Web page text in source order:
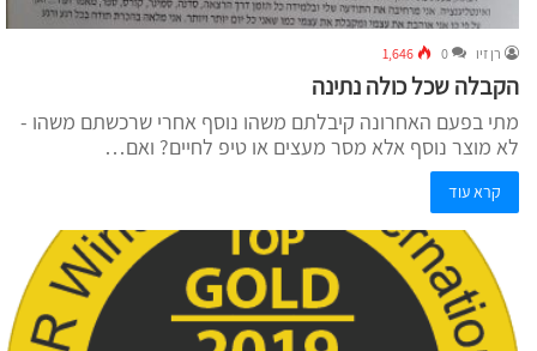
רן זיו 0
1,646
הקבלה שכל כולה נתינה
מתי בפעם האחרונה קיבלתם משהו נוסף אחרי שרכשתם משהו -
לא מוצר נוסף אלא מסר מעצים או טיפ לחיים? ואם…
קרא עוד